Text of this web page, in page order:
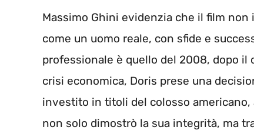
Massimo Ghini evidenzia che il film
come un uomo reale, con sfide e
professionale è quello del 2008, dopo
crisi economica, Doris prese una
investito in titoli del colosso
non solo dimostrò la sua integrità, ma